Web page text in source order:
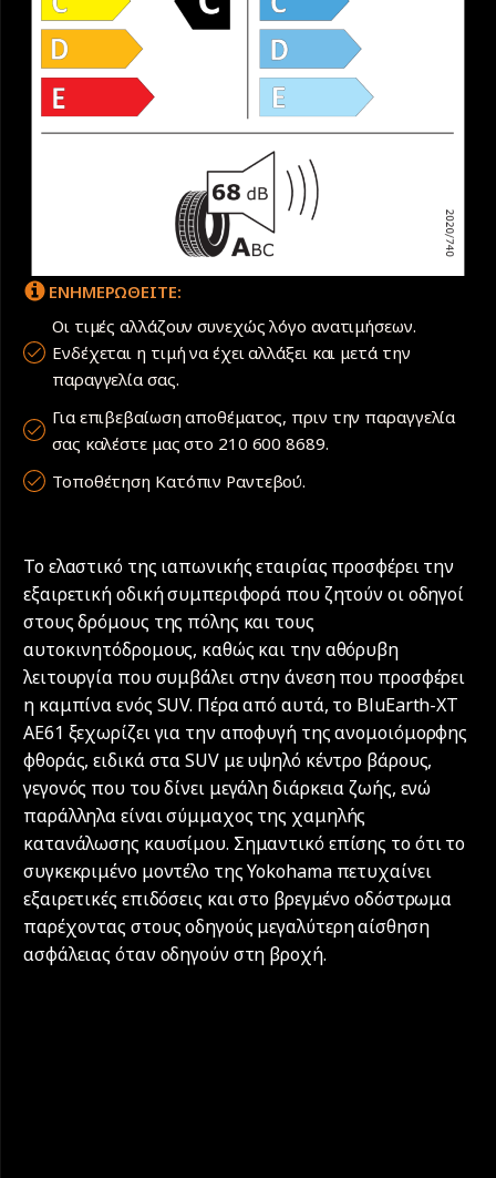
ΕΝΗΜΕΡΩΘΕΙΤΕ:
Οι τιμές αλλάζουν συνεχώς λόγο ανατιμήσεων.
Ενδέχεται η τιμή να έχει αλλάξει και μετά την
παραγγελία σας.
Για επιβεβαίωση αποθέματος, πριν την παραγγελία
σας καλέστε μας στο 210 600 8689.
Τοποθέτηση Κατόπιν Ραντεβού.
Το ελαστικό της ιαπωνικής εταιρίας προσφέρει την
εξαιρετική οδική συμπεριφορά που ζητούν οι οδηγοί
στους δρόμους της πόλης και τους
αυτοκινητόδρομους, καθώς και την αθόρυβη
λειτουργία που συμβάλει στην άνεση που προσφέρει
η καμπίνα ενός SUV. Πέρα από αυτά, το BluEarth-XT
AE61 ξεχωρίζει για την αποφυγή της ανομοιόμορφης
φθοράς, ειδικά στα SUV με υψηλό κέντρο βάρους,
γεγονός που του δίνει μεγάλη διάρκεια ζωής, ενώ
παράλληλα είναι σύμμαχος της χαμηλής
κατανάλωσης καυσίμου. Σημαντικό επίσης το ότι το
συγκεκριμένο μοντέλο της Yokohama πετυχαίνει
εξαιρετικές επιδόσεις και στο βρεγμένο οδόστρωμα
παρέχοντας στους οδηγούς μεγαλύτερη αίσθηση
ασφάλειας όταν οδηγούν στη βροχή.